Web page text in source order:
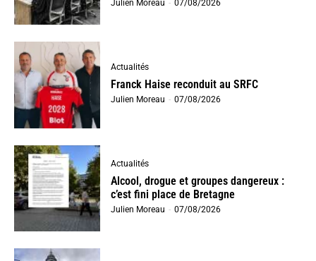
Julien Moreau - 07/08/2026
Actualités
Franck Haise reconduit au SRFC
Julien Moreau - 07/08/2026
Actualités
Alcool, drogue et groupes dangereux :
c’est fini place de Bretagne
Julien Moreau - 07/08/2026